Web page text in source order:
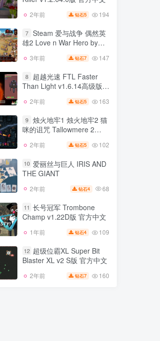
2年前 钻石5 194
7 Steam 爱与战争 偶然英
雄2 Love n War Hero by
Chance II v2.1.0版 集成全
DLC 官方中文
3年前 钻石7 147
8
超越光速 FTL Faster
Than Light v1.6.14高级版
2年前 钻石5 163
9 烛火地牢1 烛火地牢2 猫
咪的诅咒 Tallowmere 2
Curse of the Kittens
2年前 钻石5 102
10 爱丽丝与巨人 IRIS AND
THE GIANT
2年前 钻石4 68
11 长号冠军 Trombone
Champ v1.22D版 官方中文
1年前 钻石4 109
12 超级位霸XL Super Bit
Blaster XL v2 S版 官方中文
2年前 钻石7 160
6
天堂岛杀手 Paradise
2年前 钻石5
7
Steam 爱与战争 偶然英
Chance II v2.1.0版 集成全
DLC 官方中文
3年前 钻石7 147
8
超越光速 FTL Faster
官方中文
2年前 钻石5 163
9
烛火地牢1 烛火地牢2 猫
Curse of the Kittens
2年前
10 爱丽丝与巨人 IRIS AND
2年前 钻石4 68
11
长号冠军 Trombone
1年前 钻石4 109
12 超级位霸XL Super Bit